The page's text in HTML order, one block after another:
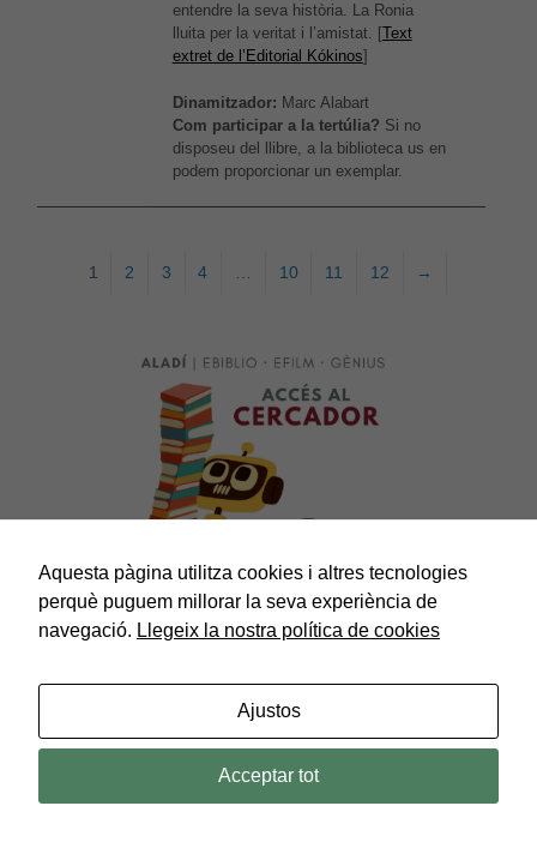
entendre la seva història. La Ronia
lluita per la veritat i l’amistat. [Text
extret de l’Editorial Kókinos]
Dinamitzador: Marc Alabart
Com participar a la tertúlia? Si no
disposeu del llibre, a la biblioteca us en
podem proporcionar un exemplar.
1 2 3 4 10 11 12 →
Abans de venir a la Biblioteca, confirmeu que està
Biblioteca Marc de Vilalba
Aquesta pàgina utilitza cookies i altres tecnologies
perquè puguem millorar la seva experiència de
navegació. Llegeix la nostra política de cookies
Ajustos
Acceptar tot